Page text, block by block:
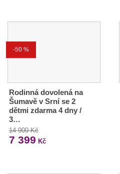
-50 %
Rodinná dovolená na
Šumavě v Srní se 2
dětmi zdarma 4 dny /
3…
14 900 Kč
7 399 Kč